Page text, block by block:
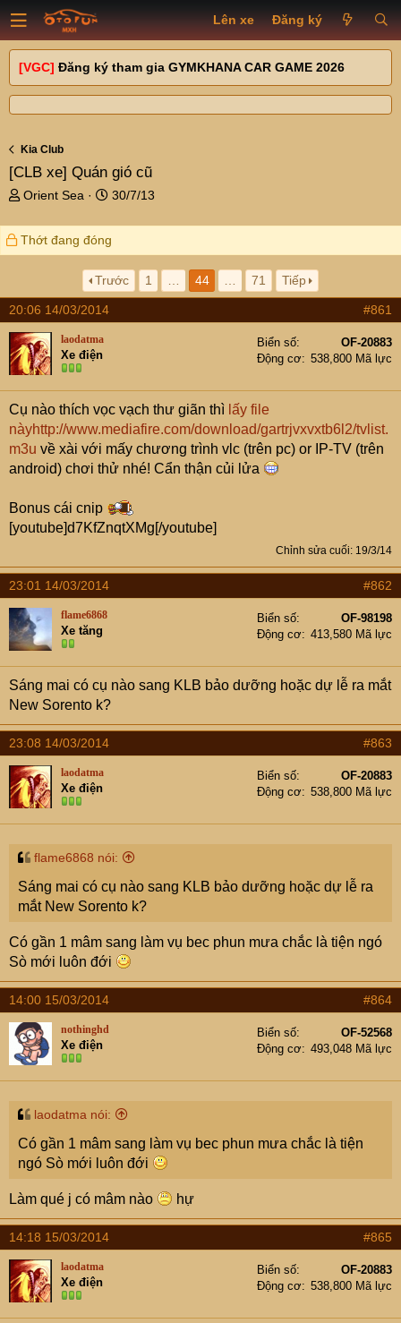
Lên xe Đăng ký
[VGC] Đăng ký tham gia GYMKHANA CAR GAME 2026
Kia Club
[CLB xe] Quán gió cũ
T
r
e
s
t
a
r
t
Orient Sea
N
à
ử
i
30/7/13
Thớt đang đóng
Trước 1 44 71 Tiếp
20:06 14/03/2014 #861
laodatma
Xe điện
Biển số
OF-20883
Động cơ
538,800 Mã lực
Cụ nào thích vọc vạch thư giãn thì lấy file
nàyhttp://www.mediafire.com/download/gartrjvxvxtb6l2/tvlist.
m3u về xài với mấy chương trình vlc (trên pc) or IP-TV (trên
android) chơi thử nhé! Cẩn thận củi lửa
Bonus cái cnip
[youtube]d7KfZnqtXMg[/youtube]
Chỉnh sửa cuối: 19/3/14
23:01 14/03/2014 #862
flame6868
Xe tăng
Biển số
OF-98198
Động cơ
413,580 Mã lực
Sáng mai có cụ nào sang KLB bảo dưỡng hoặc dự lễ ra mắt
New Sorento k?
23:08 14/03/2014 #863
laodatma
Xe điện
Biển số
OF-20883
Động cơ
538,800 Mã lực
flame6868 nói:
Sáng mai có cụ nào sang KLB bảo dưỡng hoặc dự lễ ra
mắt New Sorento k?
Có gần 1 mâm sang làm vụ bec phun mưa chắc là tiện ngó
Sò mới luôn đới
14:00 15/03/2014 #864
nothinghd
Xe điện
Biển số
OF-52568
Động cơ
493,048 Mã lực
laodatma nói:
Có gần 1 mâm sang làm vụ bec phun mưa chắc là tiện
ngó Sò mới luôn đới
Làm qué j có mâm nào hự
14:18 15/03/2014 #865
laodatma
Xe điện
Biển số
OF-20883
Động cơ
538,800 Mã lực